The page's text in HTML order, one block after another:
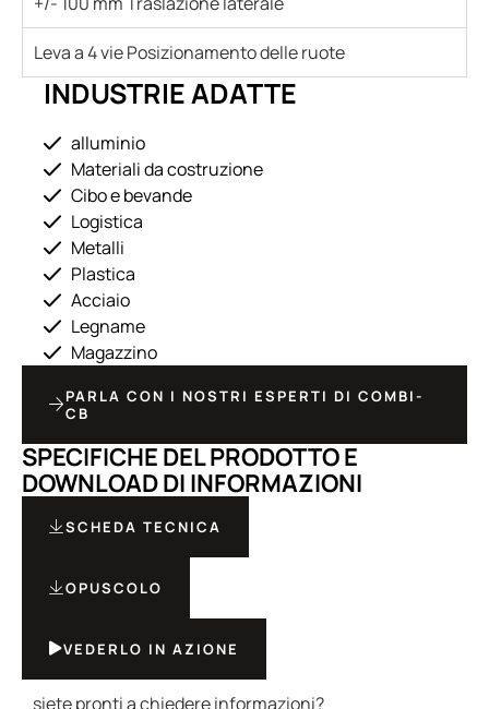
Leva a 4 vie Posizionamento delle ruote
INDUSTRIE ADATTE
alluminio
Materiali da costruzione
Cibo e bevande
Logistica
Metalli
Plastica
Acciaio
Legname
Magazzino
PARLA CON I NOSTRI ESPERTI DI COMBI-
CB
SPECIFICHE DEL PRODOTTO E
DOWNLOAD DI INFORMAZIONI
SCHEDA TECNICA
OPUSCOLO
VEDERLO IN AZIONE
siete pronti a chiedere informazioni?